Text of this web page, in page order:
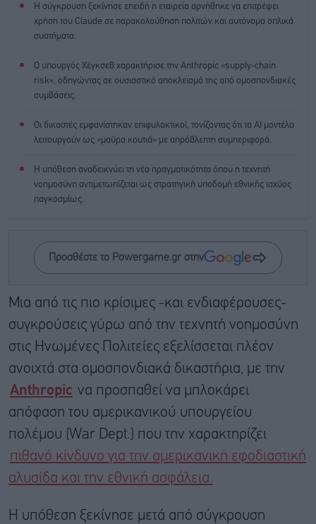
Η σύγκρουση ξεκίνησε επειδή η εταιρεία αρνήθηκε να επιτρέψει
χρήση του Claude σε παρακολούθηση πολιτών και αυτόνομα οπλικά
συστήματα.
Ο υπουργός Χέγκσεθ χαρακτήρισε την Anthropic «supply-chain
risk», οδηγώντας σε ουσιαστικό αποκλεισμό της από ομοσπονδιακές
συμβάσεις.
Οι δικαστές εμφανίστηκαν επιφυλακτικοί, τονίζοντας ότι τα AI μοντέλα
λειτουργούν ως «μαύρα κουτιά» με απρόβλεπτη συμπεριφορά.
Η υπόθεση αναδεικνύει τη νέα πραγματικότητα όπου η τεχνητή
νοημοσύνη αντιμετωπίζεται ως στρατηγική υποδομή εθνικής ισχύος
παγκοσμίως.
Προσθέστε το Powergame.gr στην
Μια από τις πιο κρίσιμες -και ενδιαφέρουσες-
συγκρούσεις γύρω από την τεχνητή νοημοσύνη
στις Ηνωμένες Πολιτείες εξελίσσεται πλέον
ανοιχτά στα ομοσπονδιακά δικαστήρια, με την
Anthropic να προσπαθεί να μπλοκάρει
απόφαση του αμερικανικού υπουργείου
πολέμου (War Dept.) που την χαρακτηρίζει
πιθανό κίνδυνο για την αμερικανική εφοδιαστική
αλυσίδα και την εθνική ασφάλεια.
Η υπόθεση ξεκίνησε μετά από σύγκρουση